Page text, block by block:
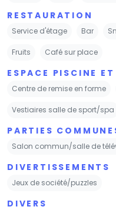
RESTAURATION
Service d'étage Bar
Fruits Café sur place
ESPACE PISCINE
Centre de remise en forme
Vestiaires salle de sport/spa
PARTIES
Salon commun/salle de
DIVERTISSEMENTS
Jeux de société/puzzles
DIVERS